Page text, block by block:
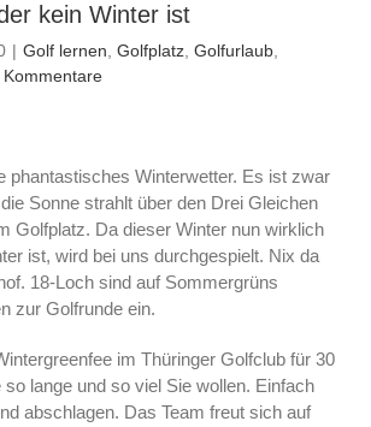
kein Winter ist
| Golf lernen Golfplatz Golfurlaub
Kommentare
phantastisches Winterwetter. Es ist zwar
Sonne strahlt über den Drei Gleichen
Golfplatz. Da dieser Winter nun wirklich
ist, wird bei uns durchgespielt. Nix da
18-Loch sind auf Sommergrüns
zur Golfrunde ein.
im Thüringer Golfclub für 30
so lange und so viel Sie wollen. Einfach
abschlagen. Das Team freut sich auf